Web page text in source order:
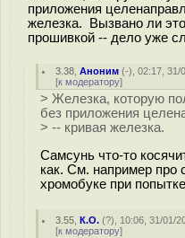
приложения
железка. Вызвано ли
прошивкой -- дело уже
3.38 ,Аноним (-), 02:17, 31/
[к модератору]
> Железка, которую
без приложения
> -- кривая железка.
Самсунь что-то
как. См. например про
хромобуке при
3.55 ,К.О. (?), 10:06, 31/01/
[к модератору]